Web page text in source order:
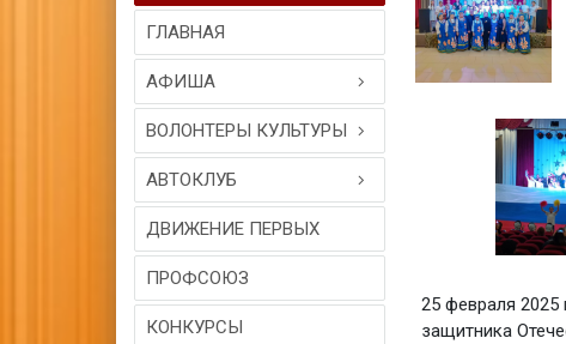
ГЛАВНАЯ
АФИША
ВОЛОНТЕРЫ КУЛЬТУРЫ
АВТОКЛУБ
ДВИЖЕНИЕ ПЕРВЫХ
ПРОФСОЮЗ
КОНКУРСЫ
25 февраля
защитника